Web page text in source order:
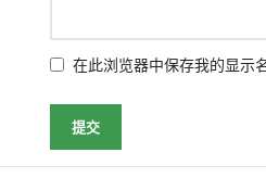
在此浏览器中保存我的显示